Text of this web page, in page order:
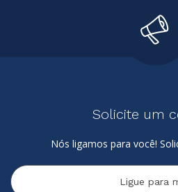
Solicite um
Nós ligamos para você!
Ligue para